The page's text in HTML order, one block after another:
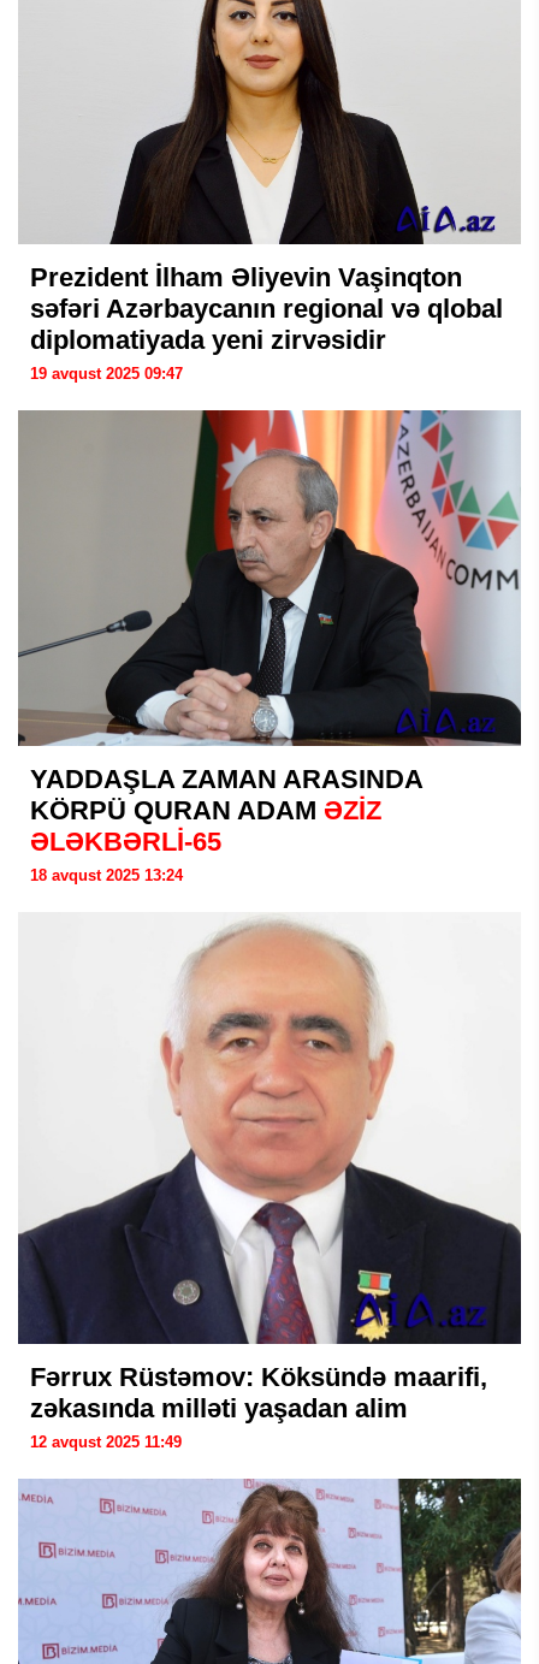
Prezident İlham Əliyevin Vaşinqton
səfəri Azərbaycanın regional və qlobal
diplomatiyada yeni zirvəsidir
19 avqust 2025 09:47
YADDAŞLA ZAMAN ARASINDA
KÖRPÜ QURAN ADAM ƏZİZ
ƏLƏKBƏRLİ-65
18 avqust 2025 13:24
Fərrux Rüstəmov: Köksündə maarifi,
zəkasında milləti yaşadan alim
12 avqust 2025 11:49